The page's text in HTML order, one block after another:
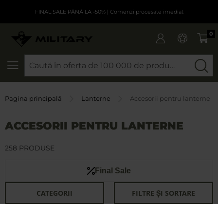
FINAL SALE PÂNĂ LA -50% | Comenzi procesate imediat
0
Pagina principală Lanterne Accesorii pentru lanterne
ACCESORII PENTRU LANTERNE
Final Sale
CATEGORII FILTRE ȘI SORTARE
258 PRODUSE